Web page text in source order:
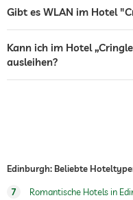
Hunde erlaubt
Fahrradverleih
Wassersportmöglichkeiten
Treatments
Gibt es WLAN im Hotel
Kann ich im Hotel
ausleihen?
Edinburgh: Beliebte
7 Romantische Hotels in